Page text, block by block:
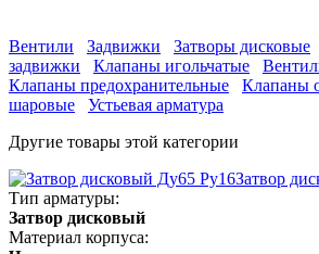
Вентили Задвижки Затворы дисковые
задвижки
Клапаны игольчатые
Клапаны предохранительные
Клапаны
шаровые
Устьевая арматура
Другие товары этой категории
Затвор
Тип арматуры:
Затвор дисковый
Материал корпуса: